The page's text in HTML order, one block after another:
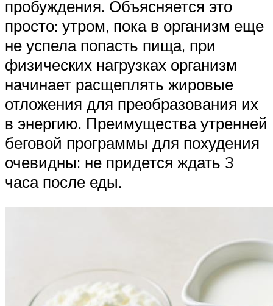
пробуждения. Объясняется это
просто: утром, пока в организм еще
не успела попасть пища, при
физических нагрузках организм
начинает расщеплять жировые
отложения для преобразования их
в энергию. Преимущества утренней
беговой программы для похудения
очевидны: не придется ждать 3
часа после еды.